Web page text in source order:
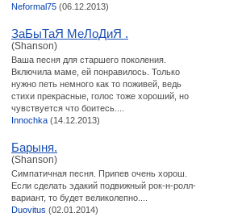
Neformal75 (06.12.2013)
ЗаБыТаЯ МеЛоДиЯ .
(Shanson)
Ваша песня для старшего поколения.
Включила маме, ей понравилось. Только
нужно петь немного как то поживей, ведь
стихи прекрасные, голос тоже хороший, но
чувствуется что боитесь....
Innochka (14.12.2013)
Барыня.
(Shanson)
Симпатичная песня. Припев очень хорош.
Если сделать эдакий подвижный рок-н-ролл-
вариант, то будет великолепно....
Duovitus (02.01.2014)